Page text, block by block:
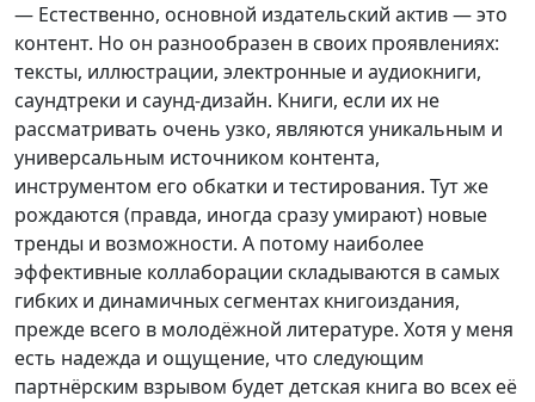
— Естественно, основной издательский актив — это
контент. Но он разнообразен в своих проявлениях:
тексты, иллюстрации, электронные и аудиокниги,
саундтреки и саунд-дизайн. Книги, если их не
рассматривать очень узко, являются уникальным и
универсальным источником контента,
инструментом его обкатки и тестирования. Тут же
рождаются (правда, иногда сразу умирают) новые
тренды и возможности. А потому наиболее
эффективные коллаборации складываются в самых
гибких и динамичных сегментах книгоиздания,
прежде всего в молодёжной литературе. Хотя у меня
есть надежда и ощущение, что следующим
партнёрским взрывом будет детская книга во всех её